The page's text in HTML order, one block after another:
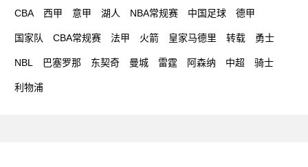
CBA 西甲 意甲 湖人 NBA常规赛 中国足球 德甲
国家队 CBA常规赛 法甲 火箭 皇家马德里 转载 勇士
NBL 巴塞罗那 东契奇 曼城 雷霆 阿森纳 中超 骑士
利物浦